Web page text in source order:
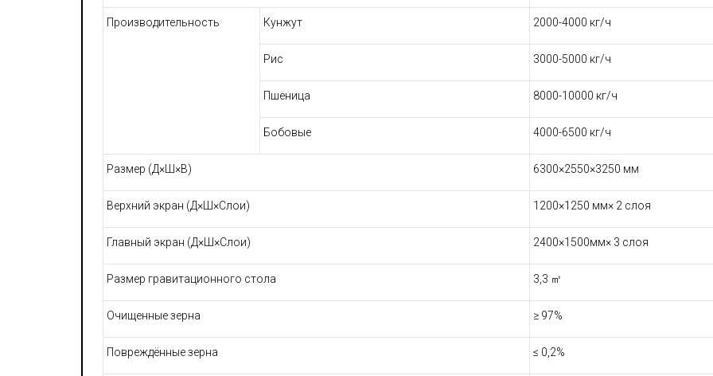
Производительность Кунжут 2000-4000 кг/ч
Рис 3000-5000 кг/ч
Пшеница 8000-10000 кг/ч
Бобовые 4000-6500 кг/ч
Размер (Д×Ш×В) 6300×2550×3250 мм
Верхний экран (Д×Ш×Слои) 1200×1250 мм× 2 слоя
Главный экран (Д×Ш×Слои) 2400×1500мм× 3 слоя
Размер гравитационного стола 3,3 ㎡
Очищенные зерна ≥ 97%
Повреждённые зерна ≤ 0,2%